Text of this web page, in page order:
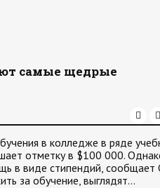
самые щедрые
в колледже в ряде
отметку в $100 000.
в виде стипендий, сообщает
за обучение, выглядят…